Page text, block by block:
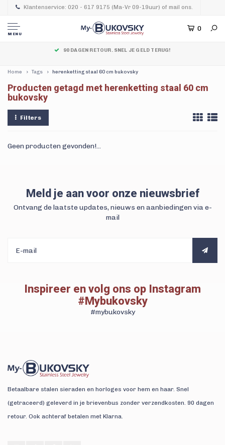
Klantenservice: 020 - 617 9175 (Ma-Vr 09-19uur) of mail ons.
MENU
0
90 DAGEN RETOUR. SNEL JE GELD TERUG!
Home Tags herenketting staal 60 cm bukovsky
Producten getagd met herenketting staal 60 cm
bukovsky
Filters
Geen producten gevonden!...
Meld je aan voor onze nieuwsbrief
Ontvang de laatste updates, nieuws en aanbiedingen via e-
mail
Inspireer en volg ons op Instagram
#Mybukovsky
#mybukovsky
Betaalbare stalen sieraden en horloges voor hem en haar. Snel
(getraceerd) geleverd in je brievenbus zonder verzendkosten. 90 dagen
retour. Ook achteraf betalen met Klarna.